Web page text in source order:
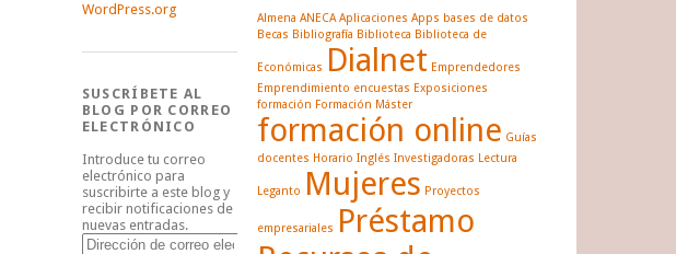
WordPress.org
SUSCRÍBETE AL
BLOG POR CORREO
ELECTRÓNICO
Introduce tu correo
electrónico para
suscribirte a este blog y
recibir notificaciones de
nuevas entradas.
Dirección
Almena ANECA Aplicaciones Apps bases de datos
Becas Bibliografía Biblioteca Biblioteca de
Económicas Dialnet Emprendedores
Emprendimiento encuestas Exposiciones
formación Formación Máster
formación online Guías
docentes Horario Inglés Investigadoras Lectura
Leganto Mujeres Proyectos
empresariales Préstamo